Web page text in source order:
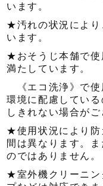
います。
★汚れの状況により
います。
★おそうじ本舗で使
満たしています。
《エコ洗浄》で使
環境に配慮してい
しきれない場合がご
★使用状況により防
間は異なります。
のではありません。
★室外機クリーニン